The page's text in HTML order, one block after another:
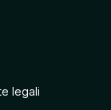
legali